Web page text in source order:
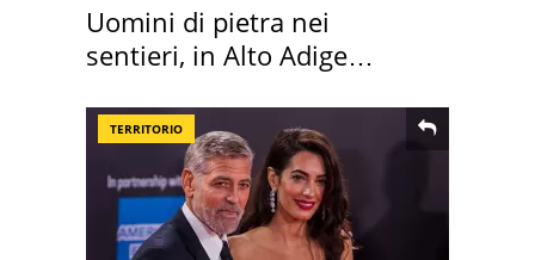
Uomini di pietra nei
sentieri, in Alto Adige
TERRITORIO